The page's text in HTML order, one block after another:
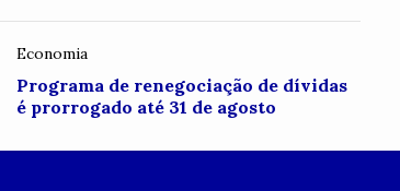
Economia
Programa de renegociação de dívidas
é prorrogado até 31 de agosto